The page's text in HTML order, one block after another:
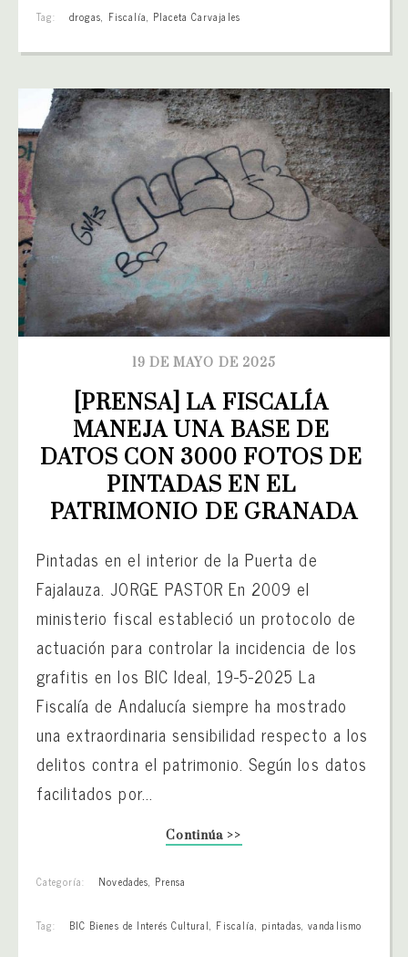
Tag: drogas, Fiscalía, Placeta Carvajales
19 DE MAYO DE 2025
[PRENSA] LA FISCALÍA
MANEJA UNA BASE DE
DATOS CON 3000 FOTOS DE
PINTADAS EN EL
PATRIMONIO DE GRANADA
Pintadas en el interior de la Puerta de
Fajalauza. JORGE PASTOR En 2009 el
ministerio fiscal estableció un protocolo de
actuación para controlar la incidencia de los
grafitis en los BIC Ideal, 19-5-2025 La
Fiscalía de Andalucía siempre ha mostrado
una extraordinaria sensibilidad respecto a los
delitos contra el patrimonio. Según los datos
facilitados por...
Continúa >>
Categoría: Novedades, Prensa
Tag: BIC Bienes de Interés Cultural, Fiscalía, pintadas,vandalismo